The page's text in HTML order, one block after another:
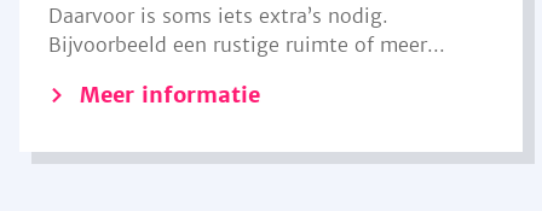
Daarvoor is soms iets extra’s nodig.
Bijvoorbeeld een rustige ruimte of meer...
Meer informatie